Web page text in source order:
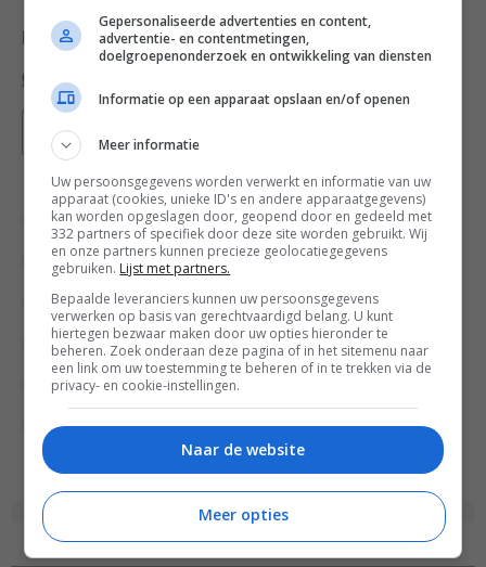
Deel dit recept
Bewaar recept
Bakken Bakrecepten Cake recepten
Fruit recepten Gangen Gebak recepten
Herfstrecepten Nagerecht
Recept van de dag Recepten
Taart recepten Toetjes & ander zoets
Zomerrecepten
Gepersonaliseerde advertenties en content,
advertentie- en contentmetingen,
doelgroepenonderzoek en ontwikkeling van diensten
Informatie op een apparaat opslaan en/of openen
Meer informatie
Uw persoonsgegevens worden verwerkt en informatie van uw
apparaat (cookies, unieke ID's en andere apparaatgegevens)
kan worden opgeslagen door, geopend door en gedeeld met
332 partners of specifiek door deze site worden gebruikt. Wij
en onze partners kunnen precieze geolocatiegegevens
gebruiken. Lijst met partners.
Bepaalde leveranciers kunnen uw persoonsgegevens
verwerken op basis van gerechtvaardigd belang. U kunt
hiertegen bezwaar maken door uw opties hieronder te
beheren. Zoek onderaan deze pagina of in het sitemenu naar
een link om uw toestemming te beheren of in te trekken via de
privacy- en cookie-instellingen.
Naar de website
Meer opties